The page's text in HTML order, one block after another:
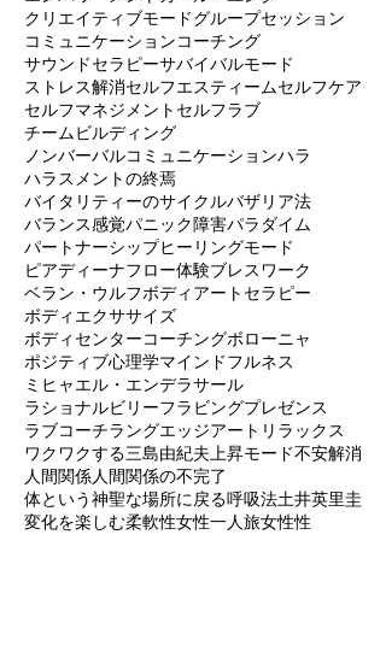
ウダラ エネルギーバンパイヤ エネルギー変容
エンパワーメント
カール・ユング
クリエイティブモードグループセッション
コミュニケーションコーチング
サウンドセラピー
サバイバルモード
ストレス解消セルフエスティーム
セルフマネジメント
セルフラブ
チームビルディング
ノンバーバルコミュニケーション ハラ
ハラスメントの終焉
バイタリティーのサイクル
バザリア法
バランス感覚 パニック障害パラダイム
パートナーシップヒーリングモード
ピアディーナ フロー体験
ベラン・ウルフ
ボディアートセラピー
ボディエクササイズ
ボディセンターコーチング
ボローニャ
ポジティブ心理学 マインドフルネス
ミヒャエル・エンデ
ラサール
ラショナルビリーフラビングプレゼンス
ラブコーチ ラングエッジアート
ワクワクする三島由紀夫 上昇モード 不安解消
人間関係 人間関係の不完了
体という神聖な場所に戻る